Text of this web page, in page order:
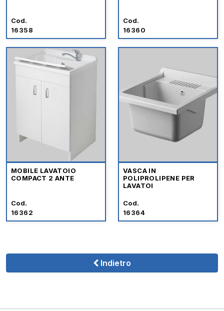
Indietro
Cod.
16358
Cod.
16360
MOBILE LAVATOIO
COMPACT 2 ANTE
Cod.
16362
VASCA IN
POLIPROLIPENE PER
LAVATOI
Cod.
16364